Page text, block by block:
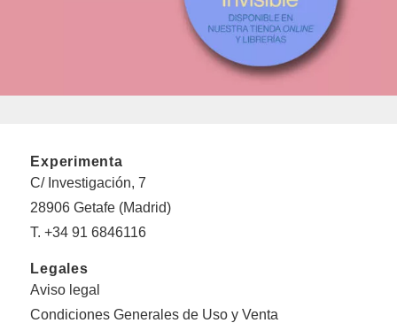
Experimenta
C/ Investigación, 7
28906 Getafe (Madrid)
T. +34 91 6846116
Legales
Aviso legal
Condiciones Generales de Uso y Venta